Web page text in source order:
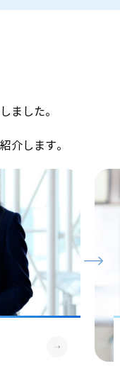
ました。
介します。